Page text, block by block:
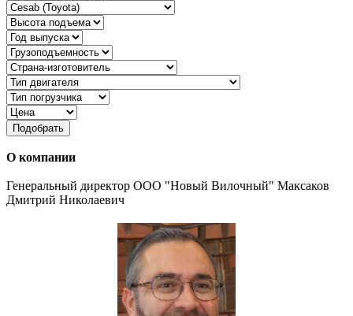
Подобрать
О компании
Генеральный директор ООО "Новый Вилочный" Максаков
Дмитрий Николаевич